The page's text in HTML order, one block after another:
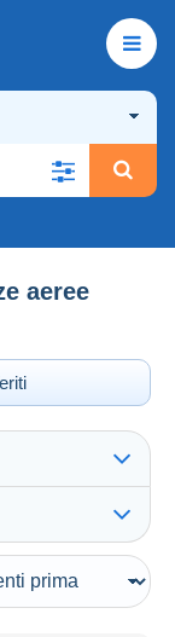
aeree